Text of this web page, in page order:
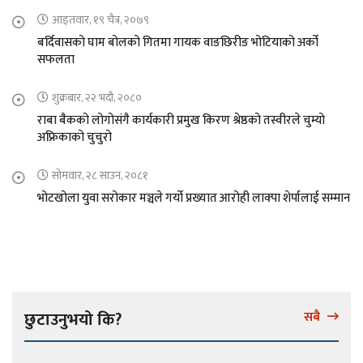
आइतवार, १९ चैत्र, २०७९
बर्दिवासको घाम बोलको गितमा गायक वाङछिरीङ भोटियाको अर्को
सफलता
शुक्रबार, २२ भदौ, २०८०
राबा बैकको लोगोसंगै कार्यकारी प्रमुख किरण श्रेष्ठको तस्वीरले चुम्यो
अफ्रिकाको चुचुरो
सोमवार, २८ साउन, २०८१
भोटखोला युवा सरोकार मञ्चले गर्यो प्रख्यात आरोही लाक्पा शेर्पालाई सम्मान
छुटाउनुभयो कि? सबै